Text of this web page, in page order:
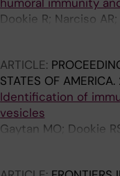
Dookie R; Narciso
ARTICLE:
STATES OF AMERICA.
Identification of
vesicles
Gaytan MO; Dookie